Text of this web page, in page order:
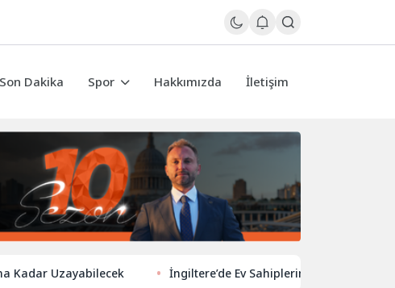
Son Dakika Spor Hakkımızda İletişim
Uzayabilecek İngiltere’de Ev Sahiplerinden Yeni Yönelim: Vergi